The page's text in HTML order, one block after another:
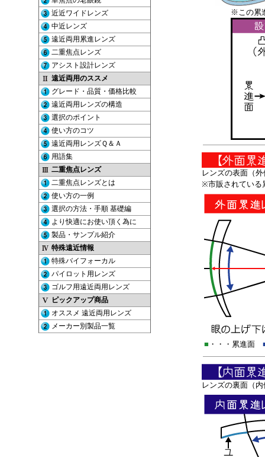
※この累
レンズの表面（
※市販されている
■ ・・・累進面
レンズの裏面（